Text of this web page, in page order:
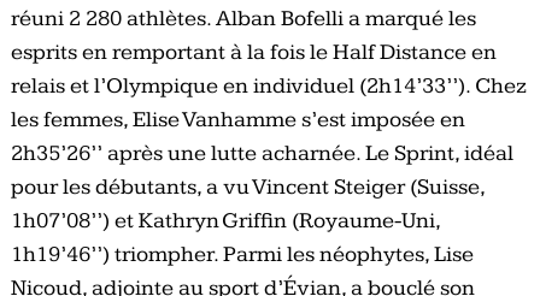
réuni 2 280 athlètes. Alban Bofelli a marqué les
esprits en remportant à la fois le Half Distance en
relais et l’Olympique en individuel (2h14’33’’). Chez
les femmes, Elise Vanhamme s’est imposée en
2h35’26’’ après une lutte acharnée. Le Sprint, idéal
pour les débutants, a vu Vincent Steiger (Suisse,
1h07’08’’) et Kathryn Griffin (Royaume-Uni,
1h19’46’’) triompher. Parmi les néophytes, Lise
Nicoud, adjointe au sport d’Évian, a bouclé son